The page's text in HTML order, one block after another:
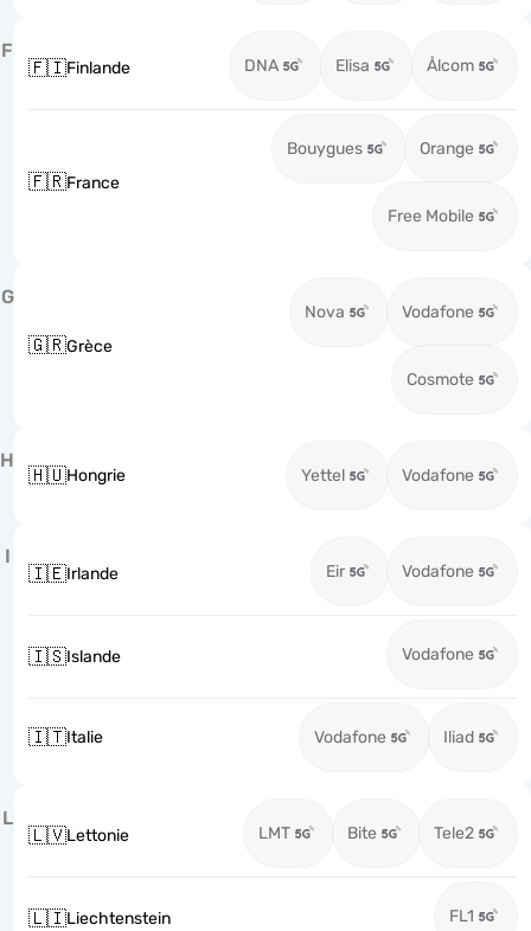
F
🇫🇮Finlande DNA Elisa Ålcom
🇫🇷France
Bouygues Orange
Free Mobile
G
🇬🇷Grèce
Nova Vodafone
Cosmote
H
🇭🇺Hongrie Yettel Vodafone
I
🇮🇪Irlande Eir Vodafone
🇮🇸Islande Vodafone
🇮🇹Italie Vodafone Iliad
L
🇱🇻Lettonie LMT Bite Tele2
🇱🇮Liechtenstein FL1